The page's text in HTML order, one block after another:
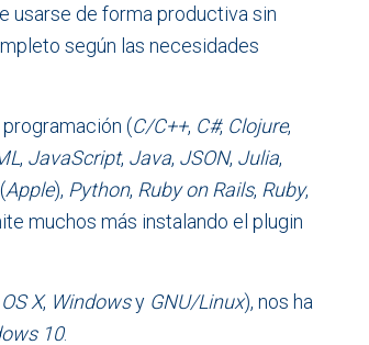
usarse de forma productiva sin
según las necesidades
(C/C++, C#, Clojure,
, JavaScript, Java, JSON, Julia,
Apple), Python, Ruby on Rails, Ruby,
muchos más instalando el plugin
OS X, Windowsy GNU/Linux), nos ha
10.